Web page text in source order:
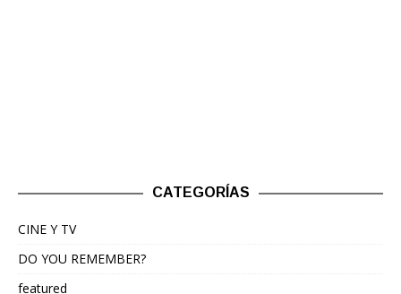
CATEGORÍAS
CINE Y TV
DO YOU REMEMBER?
featured